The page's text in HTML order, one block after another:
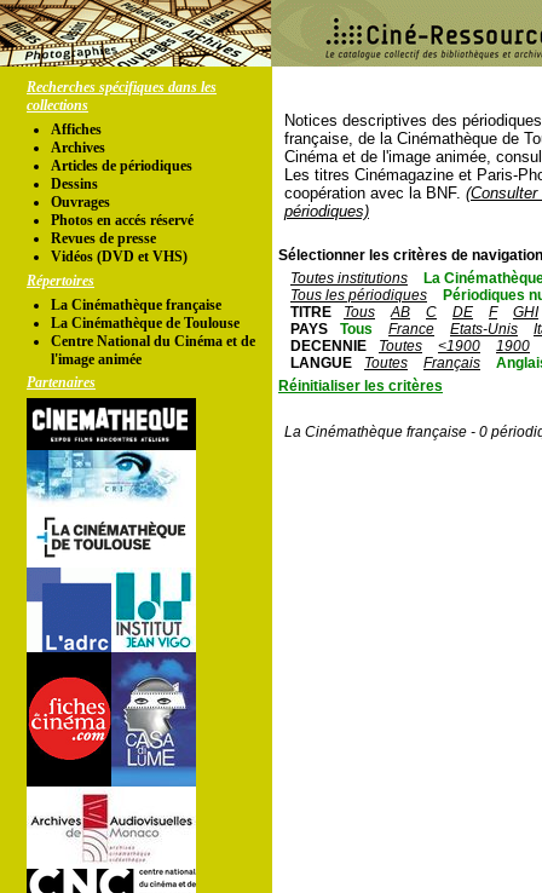
Recherches spécifiques dans les
collections
Affiches
Archives
Articles de périodiques
Dessins
Ouvrages
Photos en accés réservé
Revues de presse
Vidéos (DVD et VHS)
Répertoires
La Cinémathèque française
La Cinémathèque de Toulouse
Centre National du Cinéma et de
l'image animée
Partenaires
Notices descriptives des
française, de la Cinémathèque de
Cinéma et de l'image animée,
Les titres Cinémagazine et Paris-
coopération avec la BNF.
périodiques)
Sélectionner les critères de
Toutes institutions
La
Tous les périodiques
Périodiques
TITRE
Tous AB C DE F
GHI
PAYS
Tous France Etats-Unis
DECENNIE
Toutes <1900
1900
LANGUE
Toutes Français
Réinitialiser les critères
La Cinémathèque française - 0